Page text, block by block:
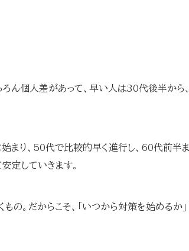
ん個人差があって、早い人は30代後半から、
まり、50代で比較的早く進行し、60代前半ま
定していきます。
の。だからこそ、「いつから対策を始めるか」